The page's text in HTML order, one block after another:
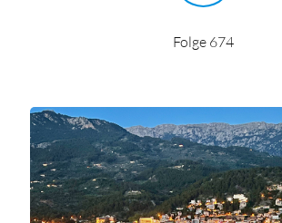
Folge 674